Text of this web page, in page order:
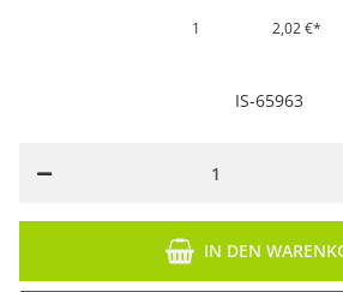
1
2,02 €*
IS-65963
IN DEN